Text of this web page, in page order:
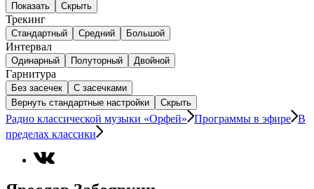
Показать Скрыть
Трекинг
Стандартный Средний Большой
Интервал
Одинарный Полуторный Двойной
Гарнитура
Без засечек
С засечками
Вернуть стандартные настройки
Скрыть
Радио классической музыки «Орфей» Программы в эфире В
пределах классики